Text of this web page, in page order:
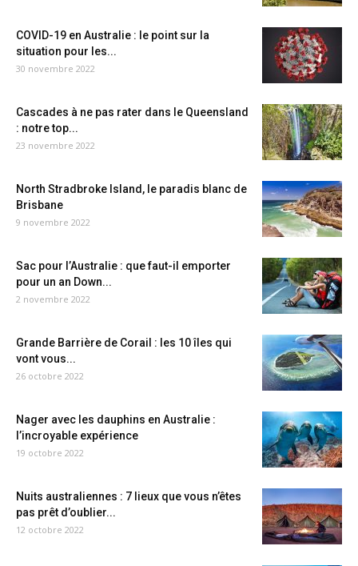
COVID-19 en Australie : le point sur la
situation pour les...
30 novembre 2022
Cascades à ne pas rater dans le Queensland
: notre top...
23 novembre 2022
North Stradbroke Island, le paradis blanc de
Brisbane
9 novembre 2022
Sac pour l’Australie : que faut-il emporter
pour un an Down...
2 novembre 2022
Grande Barrière de Corail : les 10 îles qui
vont vous...
26 octobre 2022
Nager avec les dauphins en Australie :
l’incroyable expérience
19 octobre 2022
Nuits australiennes : 7 lieux que vous n’êtes
pas prêt d’oublier...
12 octobre 2022